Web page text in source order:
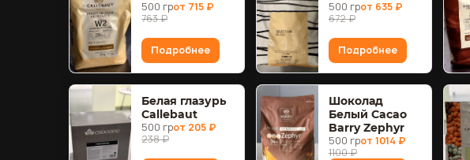
500 грот 715 ₽
763 ₽
Подробнее
500 грот 635 ₽
672 ₽
Подробнее
Белая глазурь
Callebaut
500 грот 205 ₽
238 ₽
Шоколад
Белый Cacao
Barry Zephyr
500 грот 1014 ₽
1100 ₽